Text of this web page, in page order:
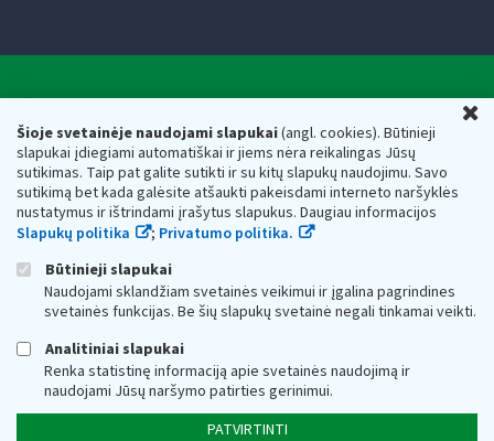
Šioje svetainėje naudojami slapukai(angl. cookies). Būtinieji
slapukai įdiegiami automatiškai ir jiems nėra reikalingas Jūsų
sutikimas. Taip pat galite sutikti ir su kitų slapukų naudojimu. Savo
sutikimą bet kada galėsite atšaukti pakeisdami interneto naršyklės
nustatymus ir ištrindami įrašytus slapukus. Daugiau informacijos
Slapukų politika
; Privatumo politika.
Būtinieji slapukai
Naudojami sklandžiam svetainės veikimui ir įgalina pagrindines
svetainės funkcijas. Be šių slapukų svetainė negali tinkamai veikti.
Analitiniai slapukai
Renka statistinę informaciją apie svetainės naudojimą ir
naudojami Jūsų naršymo patirties gerinimui.
PATVIRTINTI
Valstybinė mokesčių inspekcija prie Lietuvos
Respublikos finansų ministerijos
Biudžetinė įstaiga. Juridinio asmens kodas — 188659752,
adresas: Vasario 16-osios g. 14, 01107 Vilnius, Lietuva, el.paštas:
vmi@vmi.lt , E. pristatymo dėžutės adresas 188659752
Duomenys apie Valstybinę mokesčių inspekciją prie Lietuvos
Respublikos finansų ministerijos kaupiami ir saugomi Juridinių